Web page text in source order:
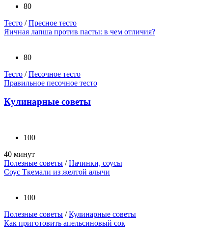
80
Тесто /Пресное тесто
Яичная лапша против пасты: в чем отличия?
80
Тесто /Песочное тесто
Правильное песочное тесто
Кулинарные советы
100
40 минут
Полезные советы /Начинки, соусы
Соус Ткемали из желтой алычи
100
Полезные советы /Кулинарные советы
Как приготовить апельсиновый сок